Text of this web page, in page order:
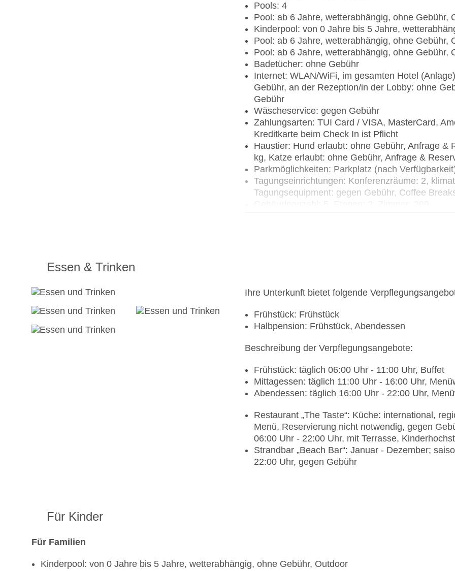
Pools: 4
Pool: ab 6 Jahre, wetterabhängig, ohne Gebühr,
Kinderpool: von 0 Jahre bis 5 Jahre,
Pool: ab 6 Jahre, wetterabhängig, ohne Gebühr,
Pool: ab 6 Jahre, wetterabhängig, ohne Gebühr,
Badetücher: ohne Gebühr
Internet: WLAN/WiFi, im gesamten Hotel
Gebühr, an der Rezeption/in der Lobby: ohne
Gebühr
Wäscheservice: gegen Gebühr
Zahlungsarten: TUI Card / VISA, MasterCard,
Kreditkarte beim Check In ist Pflicht
Haustier: Hund erlaubt: ohne Gebühr, Anfrage
kg, Katze erlaubt: ohne Gebühr, Anfrage &
Parkmöglichkeiten: Parkplatz (nach
Tagungseinrichtungen: Konferenzräume: 2,
Tagungsequipment: gegen Gebühr, Coffee
Essen & Trinken
Ihre Unterkunft bietet folgende
Frühstück: Frühstück
Halbpension: Frühstück, Abendessen
Beschreibung der Verpflegungsangebote:
Frühstück: täglich 06:00 Uhr - 11:00 Uhr, Buffet
Mittagessen: täglich 11:00 Uhr - 16:00 Uhr,
Abendessen: täglich 16:00 Uhr - 22:00 Uhr,
Restaurant „The Taste“: Küche: international,
Menü, Reservierung nicht notwendig, gegen
06:00 Uhr - 22:00 Uhr, mit Terrasse,
Strandbar „Beach Bar“: Januar - Dezember;
22:00 Uhr, gegen Gebühr
Für Kinder
Für Familien
Kinderpool: von 0 Jahre bis 5 Jahre, wetterabhängig, ohne Gebühr, Outdoor